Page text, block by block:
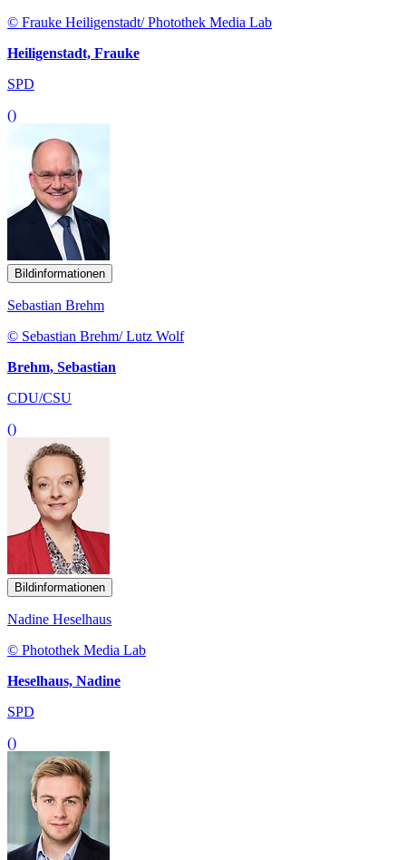
© Frauke Heiligenstadt/ Photothek Media Lab
Heiligenstadt, Frauke
SPD
()
Bildinformationen
Sebastian Brehm
© Sebastian Brehm/ Lutz Wolf
Brehm, Sebastian
CDU/CSU
()
Bildinformationen
Nadine Heselhaus
© Photothek Media Lab
Heselhaus, Nadine
SPD
()